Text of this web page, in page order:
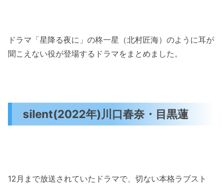
ドラマ「星降る夜に」の柊一星（北村匠海）のように耳が
聞こえない役が登場するドラマをまとめました。
silent(2022年)川口春奈・目黒蓮
12月まで放送されていたドラマで、切ない本格ラブスト